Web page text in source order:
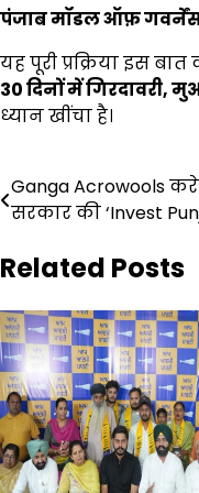
पंजाब मॉडल ऑफ़
यह पूरी प्रक्रिया इस
30दिनों में गिरदावरी,
ध्यान खींचा है।
Post
Ganga Acrowools
सरकार की ‘Invest
Related Posts